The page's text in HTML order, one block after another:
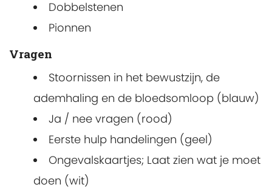
Dobbelstenen
Pionnen
Vragen
Stoornissen in het bewustzijn, de
ademhaling en de bloedsomloop (blauw)
Ja / nee vragen (rood)
Eerste hulp handelingen (geel)
Ongevalskaartjes; Laat zien wat je moet
doen (wit)